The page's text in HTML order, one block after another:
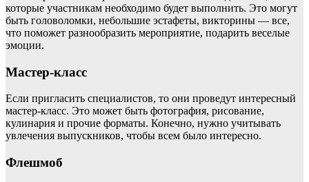
которые участникам необходимо будет выполнить. Это могут
быть головоломки, небольшие эстафеты, викторины — все,
что поможет разнообразить мероприятие, подарить веселые
эмоции.
Мастер-класс
Если пригласить специалистов, то они проведут интересный
мастер-класс. Это может быть фотография, рисование,
кулинария и прочие форматы. Конечно, нужно учитывать
увлечения выпускников, чтобы всем было интересно.
Флешмоб